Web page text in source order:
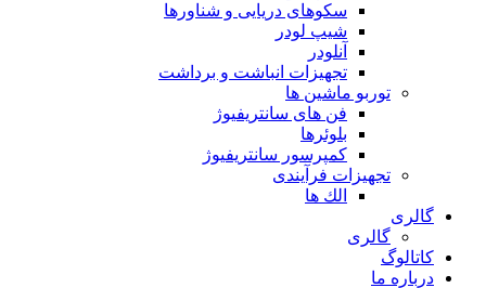
سكوهای دريايی و شناورها
شيپ لودر
آنلودر
تجهيزات انباشت و برداشت
توربو ماشين ها
فن های سانتريفيوژ
بلوئرها
کمپرسور سانتریفیوژ
تجهیزات فرآیندی
الك ها
گالری
گالری
کاتالوگ
درباره ما